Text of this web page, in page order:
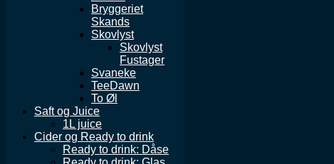
Bryggeriet
Skands
Skovlyst
Skovlyst
Fustager
Svaneke
TeeDawn
To Øl
Saft og Juice
1L juice
Cider og Ready to drink
Ready to drink: Dåse